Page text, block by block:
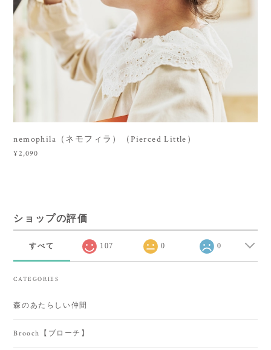
nemophila（ネモフィラ）（Pierced Little）
¥2,090
ショップの評価
すべて 107 0 0
CATEGORIES
森のあたらしい仲間
Brooch【ブローチ】